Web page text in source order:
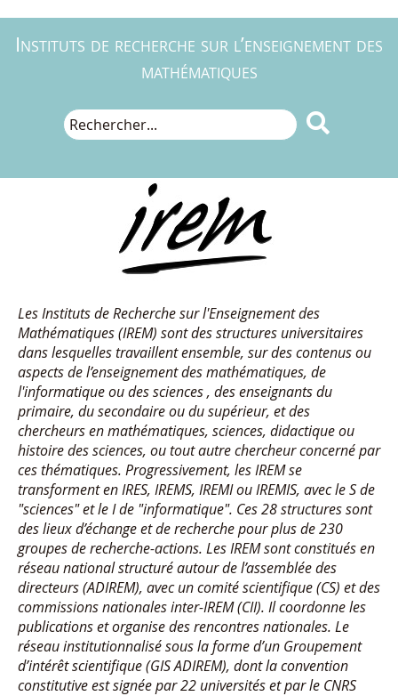
Instituts de recherche sur l’enseignement des
mathématiques

Les Instituts de Recherche sur l'Enseignement des
Mathématiques (IREM) sont des structures universitaires
dans lesquelles travaillent ensemble, sur des contenus ou
aspects de l’enseignement des mathématiques, de
l'informatique ou des sciences , des enseignants du
primaire, du secondaire ou du supérieur, et des
chercheurs en mathématiques, sciences, didactique ou
histoire des sciences, ou tout autre chercheur concerné par
ces thématiques. Progressivement, les IREM se
transforment en IRES, IREMS, IREMI ou IREMIS, avec le S de
"sciences" et le I de "informatique". Ces 28 structures sont
des lieux d’échange et de recherche pour plus de 230
groupes de recherche-actions. Les IREM sont constitués en
réseau national structuré autour de l’assemblée des
directeurs (ADIREM), avec un comité scientifique (CS) et des
commissions nationales inter-IREM (CII). Il coordonne les
publications et organise des rencontres nationales. Le
réseau institutionnalisé sous la forme d’un Groupement
d’intérêt scientifique (GIS ADIREM), dont la convention
constitutive est signée par 22 universités et par le CNRS